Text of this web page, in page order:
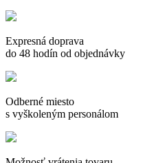
Expresná doprava
do 48 hodín od objednávky
Odberné miesto
s vyškoleným personálom